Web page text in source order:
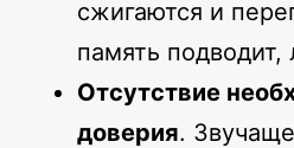
сжигаются и
память
Отсутствие
доверия.